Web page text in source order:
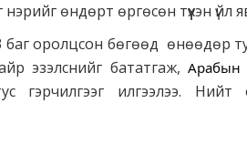
өндөрт өргөсөн түүхэн үйл
оролцсон бөгөөд өнөөдөр
эзэлснийг бататгаж,
илгээлээ. Нийт